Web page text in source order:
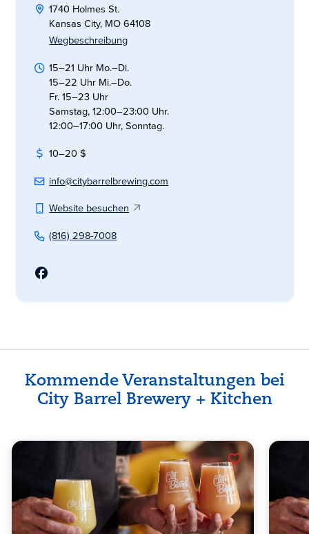
1740 Holmes St.
Kansas City, MO 64108
Wegbeschreibung
15–21 Uhr Mo.–Di.
15–22 Uhr Mi.–Do.
Fr. 15–23 Uhr
Samstag, 12:00–23:00 Uhr.
12:00–17:00 Uhr, Sonntag.
10–20 $
info@citybarrelbrewing.com
Website besuchen
(816) 298-7008
Kommende Veranstaltungen bei
City Barrel Brewery + Kitchen